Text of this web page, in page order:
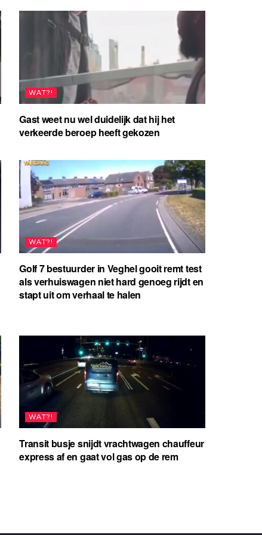
WAT?!
Gast weet nu wel duidelijk dat hij het
verkeerde beroep heeft gekozen
WAT?!
Golf 7 bestuurder in Veghel gooit remt test
als verhuiswagen niet hard genoeg rijdt en
stapt uit om verhaal te halen
WAT?!
Transit busje snijdt vrachtwagen chauffeur
express af en gaat vol gas op de rem